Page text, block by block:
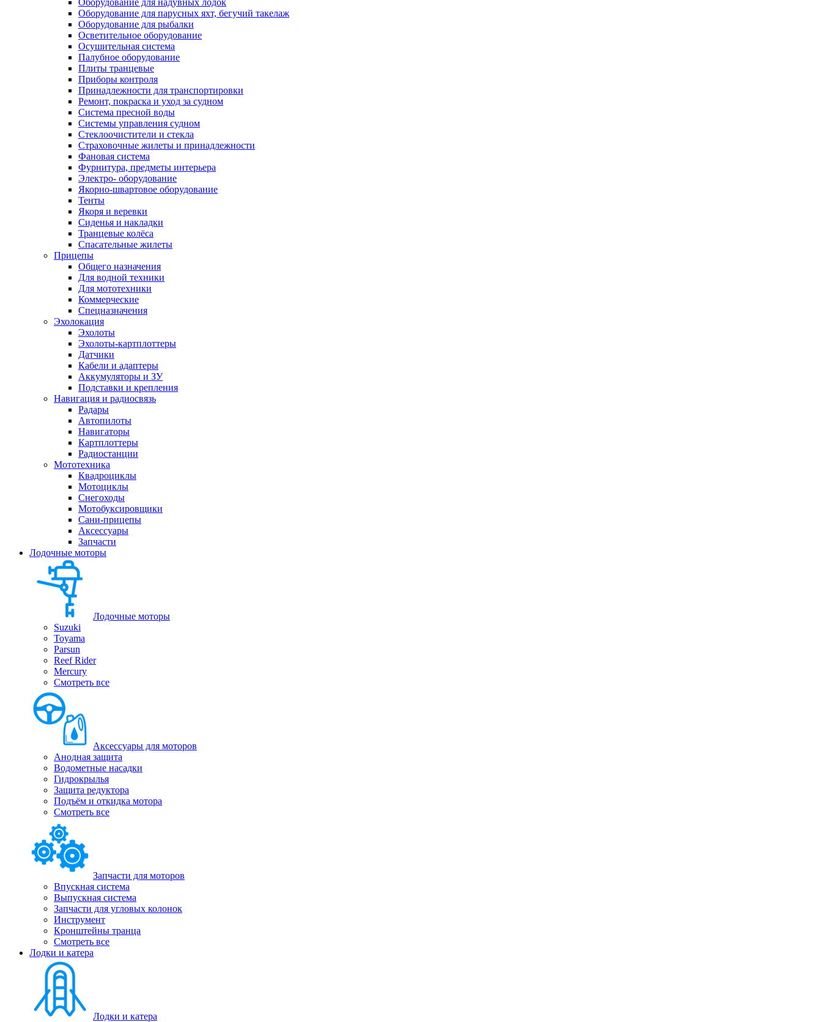
Оборудование для надувных лодок
Оборудование для парусных яхт, бегучий такелаж
Оборудование для рыбалки
Осветительное оборудование
Осушительная система
Палубное оборудование
Плиты транцевые
Приборы контроля
Принадлежности для транспортировки
Ремонт, покраска и уход за судном
Система пресной воды
Системы управления судном
Стеклоочистители и стекла
Страховочные жилеты и принадлежности
Фановая система
Фурнитура, предметы интерьера
Электро- оборудование
Якорно-швартовое оборудование
Тенты
Якоря и веревки
Сиденья и накладки
Транцевые колёса
Спасательные жилеты
Прицепы
Общего назначения
Для водной техники
Для мототехники
Коммерческие
Спецназначения
Эхолокация
Эхолоты
Эхолоты-картплоттеры
Датчики
Кабели и адаптеры
Аккумуляторы и ЗУ
Подставки и крепления
Навигация и радиосвязь
Радары
Автопилоты
Навигаторы
Картплоттеры
Радиостанции
Мототехника
Квадроциклы
Мотоциклы
Снегоходы
Мотобуксировщики
Сани-прицепы
Аксессуары
Запчасти
Лодочные моторы
Лодочные моторы
Suzuki
Toyama
Parsun
Reef Rider
Mercury
Смотреть все
Аксессуары для моторов
Анодная защита
Водометные насадки
Гидрокрылья
Защита редуктора
Подъём и откидка мотора
Смотреть все
Запчасти для моторов
Впускная система
Выпускная система
Запчасти для угловых колонок
Инструмент
Кронштейны транца
Смотреть все
Лодки и катера
Лодки и катера